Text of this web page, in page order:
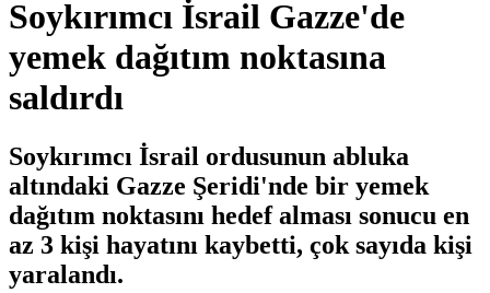
Soykırımcı İsrail Gazze'de
yemek dağıtım noktasına
saldırdı
Soykırımcı İsrail ordusunun abluka
altındaki Gazze Şeridi'nde bir yemek
dağıtım noktasını hedef alması sonucu en
az 3 kişi hayatını kaybetti, çok sayıda kişi
yaralandı.